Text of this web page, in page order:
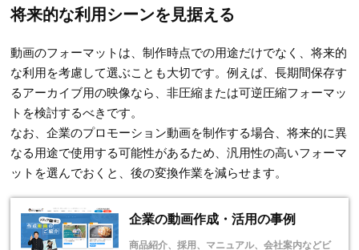
将来的な利用シーンを見据える
動画のフォーマットは、制作時点での用途だけでなく、将来的
な利用を考慮して選ぶことも大切です。例えば、長期間保存す
るアーカイブ用の映像なら、非圧縮または可逆圧縮フォーマッ
トを検討するべきです。
なお、企業のプロモーション動画を制作する場合、将来的に異
なる用途で使用する可能性があるため、汎用性の高いフォーマ
ットを選んでおくと、後の変換作業を減らせます。
企業の動画作成・活用の事例
商品紹介、採用、マニュアル、会社案内などビ